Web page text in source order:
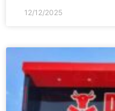
12/12/2025